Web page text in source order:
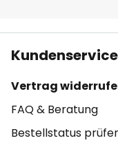
Kundenservice
Vertrag
FAQ & Beratung
Bestellstatus